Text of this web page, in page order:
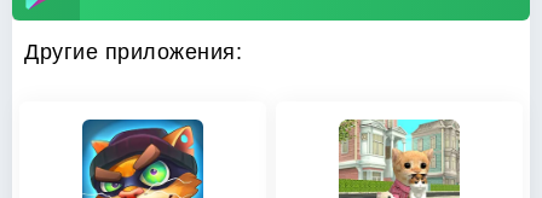
Другие приложения: